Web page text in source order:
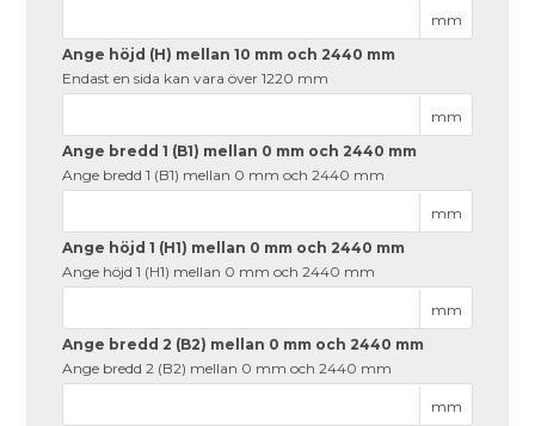
mm
Ange höjd (H) mellan 10 mm och 2440 mm
Endast en sida kan vara över 1220 mm
mm
Ange bredd 1 (B1) mellan 0 mm och 2440 mm
Ange bredd 1 (B1) mellan 0 mm och 2440 mm
mm
Ange höjd 1 (H1) mellan 0 mm och 2440 mm
Ange höjd 1 (H1) mellan 0 mm och 2440 mm
mm
Ange bredd 2 (B2) mellan 0 mm och 2440 mm
Ange bredd 2 (B2) mellan 0 mm och 2440 mm
mm